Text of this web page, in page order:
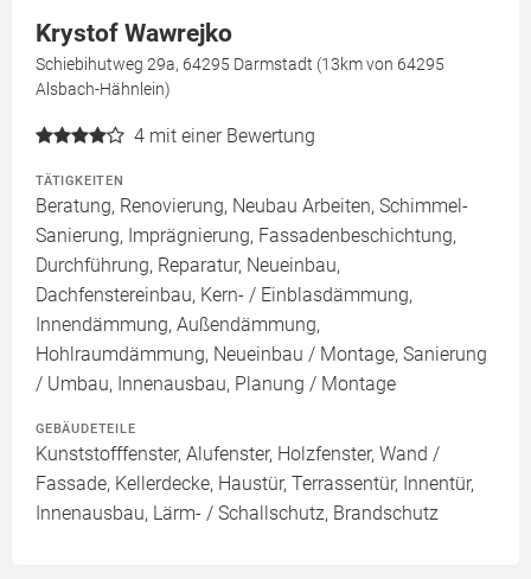
Krystof Wawrejko
Schiebihutweg 29a, 64295 Darmstadt (13km von 64295
Alsbach-Hähnlein)
4 mit einer Bewertung
TÄTIGKEITEN
Beratung, Renovierung, Neubau Arbeiten, Schimmel-
Sanierung, Imprägnierung, Fassadenbeschichtung,
Durchführung, Reparatur, Neueinbau,
Dachfenstereinbau, Kern- / Einblasdämmung,
Innendämmung, Außendämmung,
Hohlraumdämmung, Neueinbau / Montage, Sanierung
/ Umbau, Innenausbau, Planung / Montage
GEBÄUDETEILE
Kunststofffenster, Alufenster, Holzfenster, Wand /
Fassade, Kellerdecke, Haustür, Terrassentür, Innentür,
Innenausbau, Lärm- / Schallschutz, Brandschutz